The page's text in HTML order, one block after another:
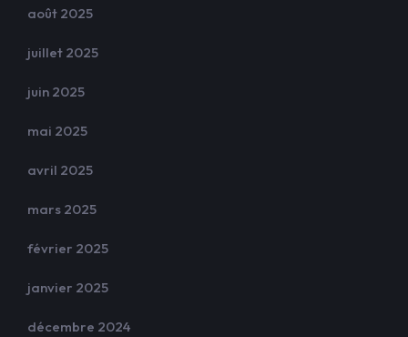
août 2025
juillet 2025
juin 2025
mai 2025
avril 2025
mars 2025
février 2025
janvier 2025
décembre 2024